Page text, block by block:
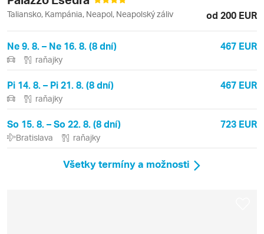
Taliansko, Kampánia, Neapol, Neapolský záliv od 200 EUR
Ne 9. 8. – Ne 16. 8. (8 dní) 467 EUR
raňajky
Pi 14. 8. – Pi 21. 8. (8 dní) 467 EUR
raňajky
So 15. 8. – So 22. 8. (8 dní) 723 EUR
Bratislava raňajky
Všetky termíny a možnosti